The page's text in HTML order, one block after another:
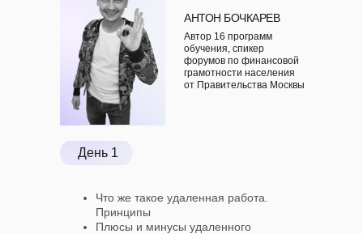
Что же такое удаленная работа.
Принципы
Плюсы и минусы удаленного
День 1
АНТОН БОЧКАРЕВ
Автор 16 программ
обучения, спикер
форумов по финансовой
грамотности населения
от Правительства Москвы